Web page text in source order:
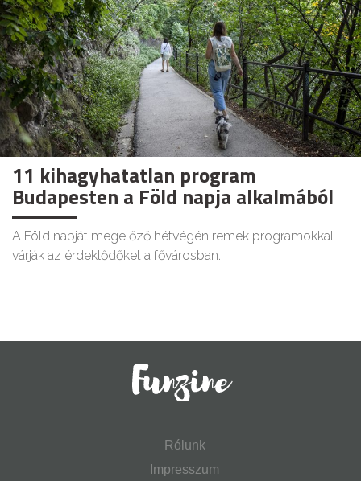
11 kihagyhatatlan program
Budapesten a Föld napja alkalmából
A Föld napját megelőző hétvégén remek programokkal
várják az érdeklődőket a fővárosban.
Rólunk
Impresszum